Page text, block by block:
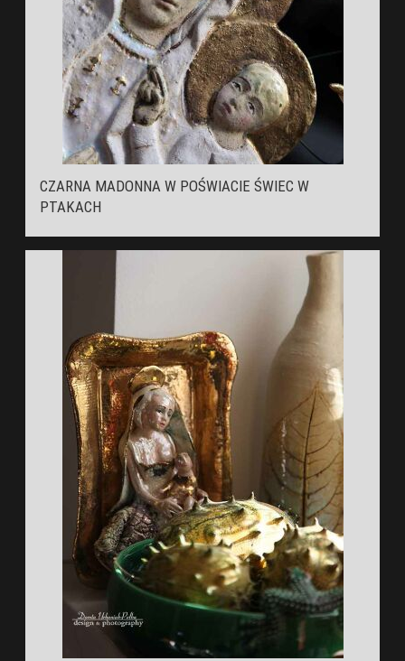
CZARNA MADONNA W POŚWIACIE ŚWIEC W
PTAKACH